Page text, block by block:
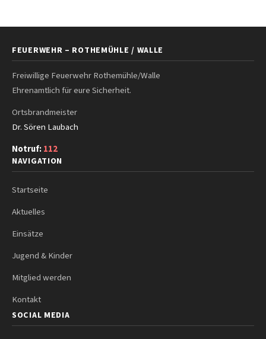
FEUERWEHR – ROTHEMÜHLE / WALLE
Freiwillige Feuerwehr Rothemühle/Walle
Ehrenamtlich für eure Sicherheit.
Ortsbrandmeister
Dr. Sören Laubach
Notruf:112
NAVIGATION
Startseite
Aktuelles
Einsätze
Jugend & Kinder
Mitglied werden
Kontakt
SOCIAL MEDIA